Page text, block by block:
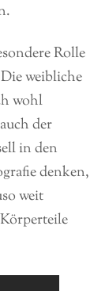
Rolle
weibliche
wohl
der
in den
denken,
weit